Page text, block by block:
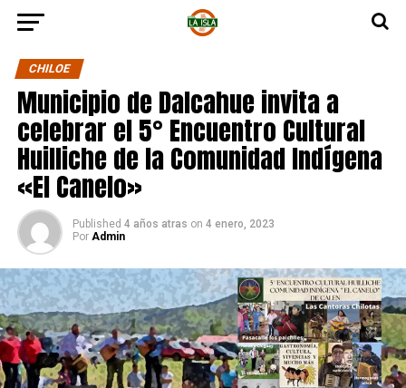
CHILOE
Municipio de Dalcahue invita a
celebrar el 5° Encuentro Cultural
Huilliche de la Comunidad Indígena
«El Canelo»
Published 4 años atras on 4 enero, 2023
Por Admin